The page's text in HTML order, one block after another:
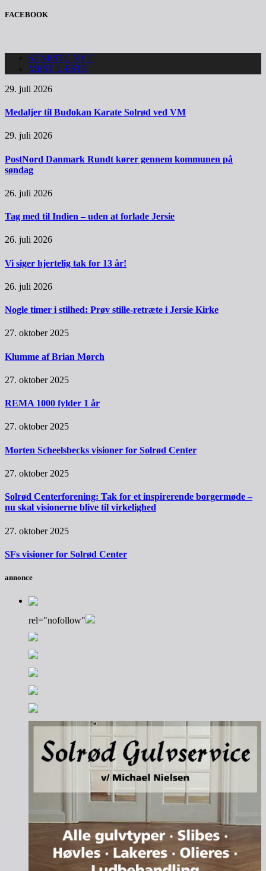
FACEBOOK
SENESTE NYT
MEST LÆSTE
29. juli 2026
Medaljer til Budokan Karate Solrød ved VM
29. juli 2026
PostNord Danmark Rundt kører gennem kommunen på
søndag
26. juli 2026
Tag med til Indien – uden at forlade Jersie
26. juli 2026
Vi siger hjertelig tak for 13 år!
26. juli 2026
Nogle timer i stilhed: Prøv stille-retræte i Jersie Kirke
27. oktober 2025
Klumme af Brian Mørch
27. oktober 2025
REMA 1000 fylder 1 år
27. oktober 2025
Morten Scheelsbecks visioner for Solrød Center
27. oktober 2025
Solrød Centerforening: Tak for et inspirerende borgermøde –
nu skal visionerne blive til virkelighed
27. oktober 2025
SFs visioner for Solrød Center
annonce
rel="nofollow"